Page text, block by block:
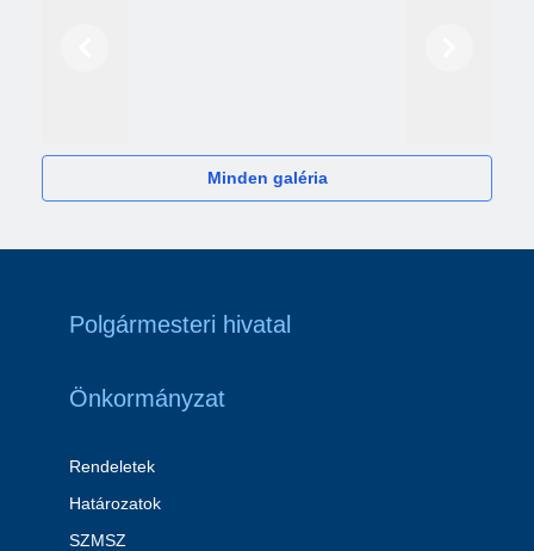
Minden galéria
Polgármesteri hivatal
Önkormányzat
Rendeletek
Határozatok
SZMSZ